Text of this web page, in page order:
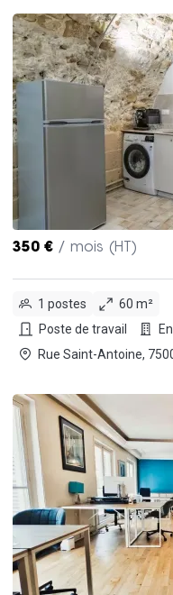
350 € / mois (HT)
1 postes
60 m²
Poste de travail
Rue